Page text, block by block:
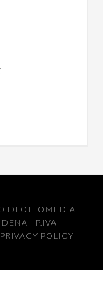
DI OTTOMEDIA
- P.IVA
PRIVACY POLICY